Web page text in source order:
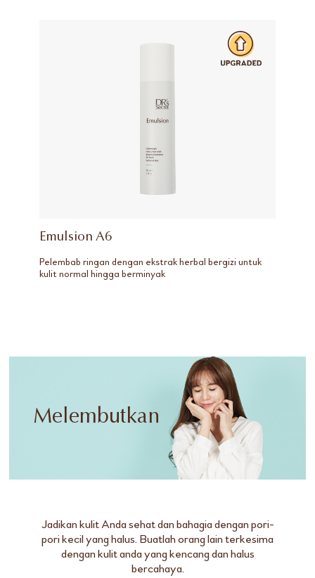
Emulsion A6
Pelembab ringan dengan ekstrak herbal bergizi untuk
kulit normal hingga berminyak
Melembutkan
Jadikan kulit Anda sehat dan bahagia dengan pori-
pori kecil yang halus. Buatlah orang lain terkesima
dengan kulit anda yang kencang dan halus
bercahaya.